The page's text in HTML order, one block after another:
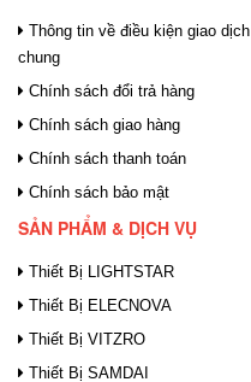
Thông tin về điều kiện giao dịch
chung
Chính sách đổi trả hàng
Chính sách giao hàng
Chính sách thanh toán
Chính sách bảo mật
SẢN PHẨM & DỊCH VỤ
Thiết Bị LIGHTSTAR
Thiết Bị ELECNOVA
Thiết Bị VITZRO
Thiết Bị SAMDAI